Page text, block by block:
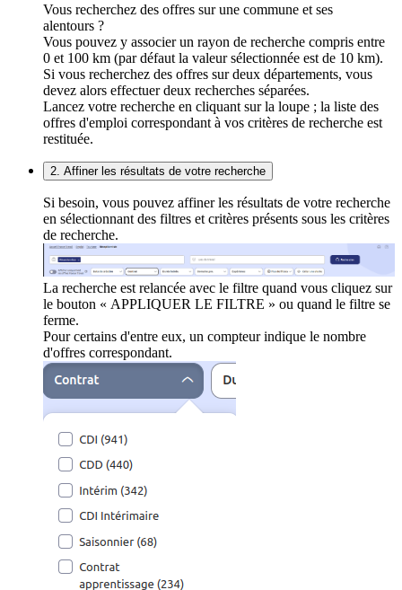
Vous recherchez des offres sur une commune et ses
alentours ?
Vous pouvez y associer un rayon de recherche compris entre
0 et 100 km (par défaut la valeur sélectionnée est de 10 km).
Si vous recherchez des offres sur deux départements, vous
devez alors effectuer deux recherches séparées.
Lancez votre recherche en cliquant sur la loupe ; la liste des
offres d'emploi correspondant à vos critères de recherche est
restituée.
2. Affiner les résultats de votre recherche
Si besoin, vous pouvez affiner les résultats de votre recherche
en sélectionnant des filtres et critères présents sous les critères
de recherche.
La recherche est relancée avec le filtre quand vous cliquez sur
le bouton « APPLIQUER LE FILTRE » ou quand le filtre se
ferme.
Pour certains d'entre eux, un compteur indique le nombre
d'offres correspondant.